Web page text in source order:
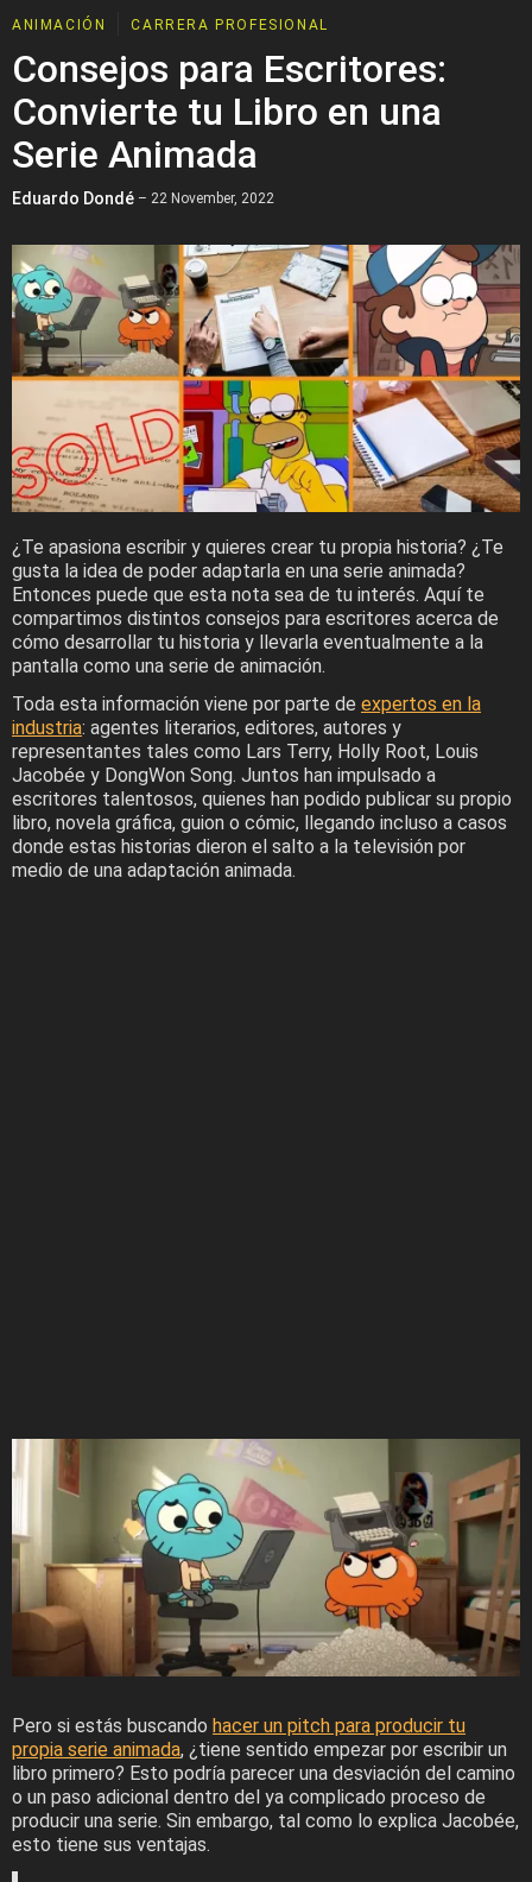
ANIMACIÓN CARRERA PROFESIONAL
Consejos para Escritores:
Convierte tu Libro en una
Serie Animada
Eduardo Dondé – 22 November, 2022
¿Te apasiona escribir y quieres crear tu propia historia? ¿Te
gusta la idea de poder adaptarla en una serie animada?
Entonces puede que esta nota sea de tu interés. Aquí te
compartimos distintos consejos para escritores acerca de
cómo desarrollar tu historia y llevarla eventualmente a la
pantalla como una serie de animación.
Toda esta información viene por parte de expertos en la
industria: agentes literarios, editores, autores y
representantes tales como Lars Terry, Holly Root, Louis
Jacobée y DongWon Song. Juntos han impulsado a
escritores talentosos, quienes han podido publicar su propio
libro, novela gráfica, guion o cómic, llegando incluso a casos
donde estas historias dieron el salto a la televisión por
medio de una adaptación animada.
Pero si estás buscando hacer un pitch para producir tu
propia serie animada, ¿tiene sentido empezar por escribir un
libro primero? Esto podría parecer una desviación del camino
o un paso adicional dentro del ya complicado proceso de
producir una serie. Sin embargo, tal como lo explica Jacobée,
esto tiene sus ventajas.